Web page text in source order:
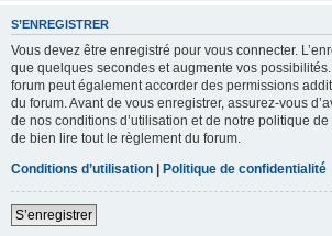
S’ENREGISTRER
Vous devez être enregistré pour vous connecter.
que quelques secondes et augmente vos possibilités.
forum peut également accorder des permissions
du forum. Avant de vous enregistrer, assurez-vous
de nos conditions d’utilisation et de notre politique
de bien lire tout le règlement du forum.
Conditions d’utilisation | Politique de confidentialité
S’enregistrer